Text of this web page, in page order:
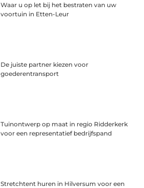
Waar u op let bij het bestraten van uw
voortuin in Etten-Leur
De juiste partner kiezen voor
goederentransport
Tuinontwerp op maat in regio Ridderkerk
voor een representatief bedrijfspand
Stretchtent huren in Hilversum voor een